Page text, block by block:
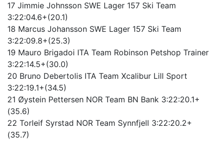
17 Jimmie Johnsson SWE Lager 157 Ski Team
3:22:04.6+(20.1)
18 Marcus Johansson SWE Lager 157 Ski Team
3:22:09.8+(25.3)
19 Mauro Brigadoi ITA Team Robinson Petshop Trainer
3:22:14.5+(30.0)
20 Bruno Debertolis ITA Team Xcalibur Lill Sport
3:22:19.1+(34.5)
21 Øystein Pettersen NOR Team BN Bank 3:22:20.1+
(35.6)
22 Torleif Syrstad NOR Team Synnfjell 3:22:20.2+
(35.7)